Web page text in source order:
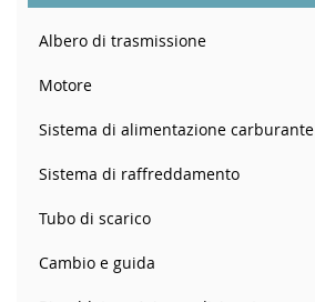
Albero di trasmissione
Motore
Sistema di alimentazione carburante
Sistema di raffreddamento
Tubo di scarico
Cambio e guida